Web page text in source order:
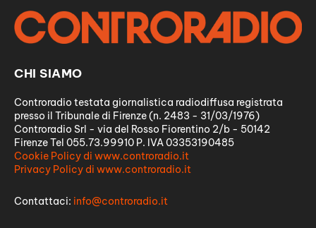
CHI SIAMO
Controradio testata giornalistica radiodiffusa registrata
presso il Tribunale di Firenze (n. 2483 - 31/03/1976)
Controradio Srl - via del Rosso Fiorentino 2/b - 50142
Firenze Tel 055.73.99910 P. IVA 03353190485
Cookie Policy di www.controradio.it
Privacy Policy di www.controradio.it
Contattaci: info@controradio.it